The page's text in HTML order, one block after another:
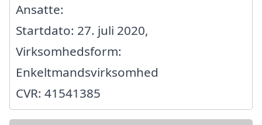
Ansatte:
Startdato: 27. juli 2020,
Virksomhedsform:
Enkeltmandsvirksomhed
CVR: 41541385